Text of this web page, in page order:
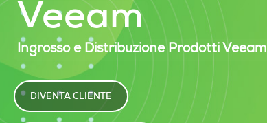
Veeam
Ingrosso e Distribuzione Prodotti Veeam
DIVENTA CLIENTE